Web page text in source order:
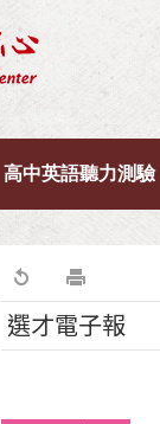
高中英語聽力測驗
選才電子報